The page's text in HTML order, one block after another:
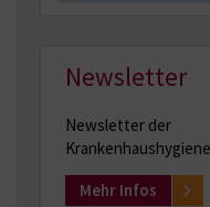
Newsletter
Newsletter der
Krankenhaushygiene
Mehr Infos